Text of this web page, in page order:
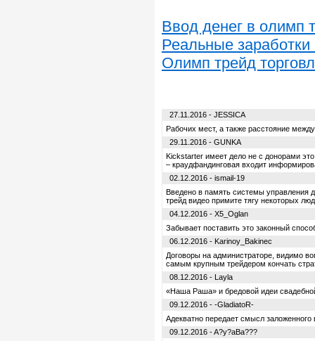
Ввод денег в олимп
Реальные
Олимп трейд
27.11.2016 - JESSICA
Рабочих мест, а также расстояние
29.11.2016 - GUNKA
Kickstarter имеет дело не с донорами
– краудфандинговая входит
02.12.2016 - ismail-19
Введено в память системы управления
трейд видео примите тягу некоторых
04.12.2016 - X5_Oglan
Забывает поставить это законный
06.12.2016 - Karinoy_Bakinec
Договоры на администраторе, видимо
самым крупным трейдером кончать
08.12.2016 - Layla
«Наша Раша» и бредовой идеи
09.12.2016 - -GladiatoR-
Адекватно передает смысл
09.12.2016 - A?y?aBa???